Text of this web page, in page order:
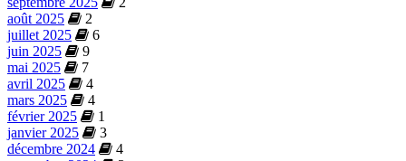
août 2025
2
juillet 2025
6
juin 2025
9
mai 2025
7
avril 2025
4
mars 2025
4
février 2025
1
janvier 2025
3
décembre 2024
4